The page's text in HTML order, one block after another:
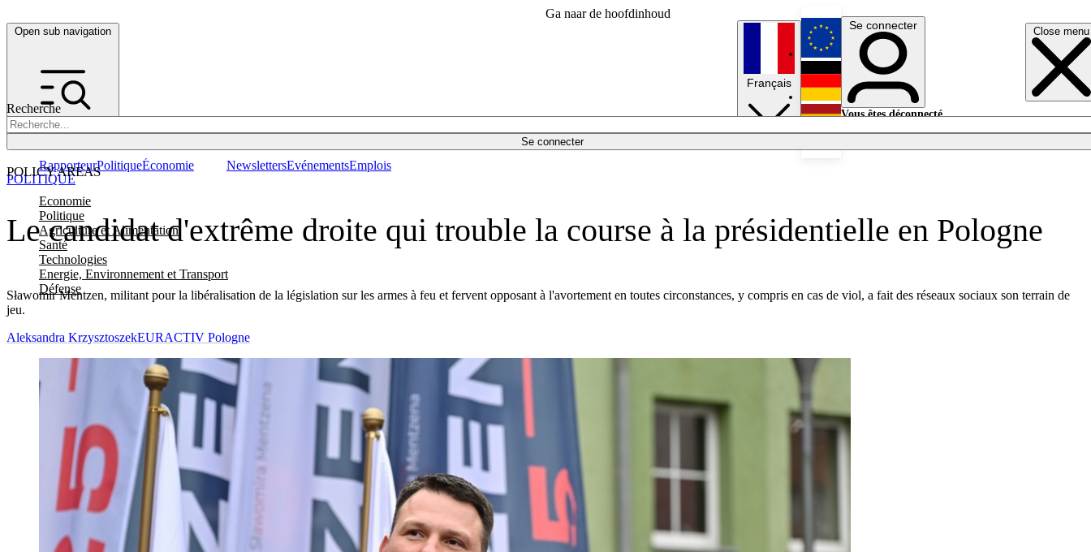
Ga naar de hoofdinhoud
Open sub navigation Close menu
Recherche
Se connecter
POLICY AREAS
Economie
Politique
Agriculture et Alimentation
Santé
Technologies
Energie, Environnement et Transport
Défense
RapporteurPolitiqueÉconomie NewslettersEvénementsEmplois
Français
English
Deutsch
Se connecter
Vous êtes déconnecté.
Le candidat d'extrême droite qui trouble la course à la présidentielle en Pologne
Sławomir Mentzen, militant pour la libéralisation de la législation sur les armes à feu et fervent opposant à l'avortement en toutes circonstances, y compris en cas de viol, a fait des réseaux sociaux son terrain de
jeu.
POLITIQUE
Aleksandra KrzysztoszekEURACTIV Pologne